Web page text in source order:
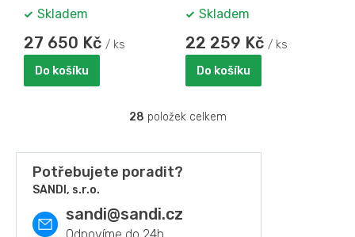
vzdušné vhkosti na skle.
Skladem
27 650 Kč / ks
Do košíku
Skladem
22 259 Kč / ks
Do košíku
O
l
á
d
c
28 položek celkem
Potřebujete poradit?
SANDI, s.r.o.
sandi@sandi.cz